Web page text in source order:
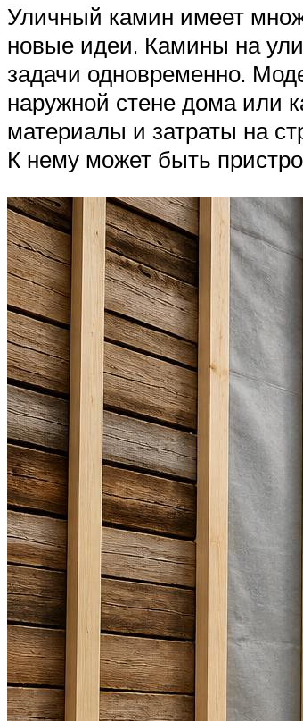
Уличный камин имеет
новые идеи. Камины на
задачи одновременно.
наружной стене дома или
материалы и затраты на
К нему может быть